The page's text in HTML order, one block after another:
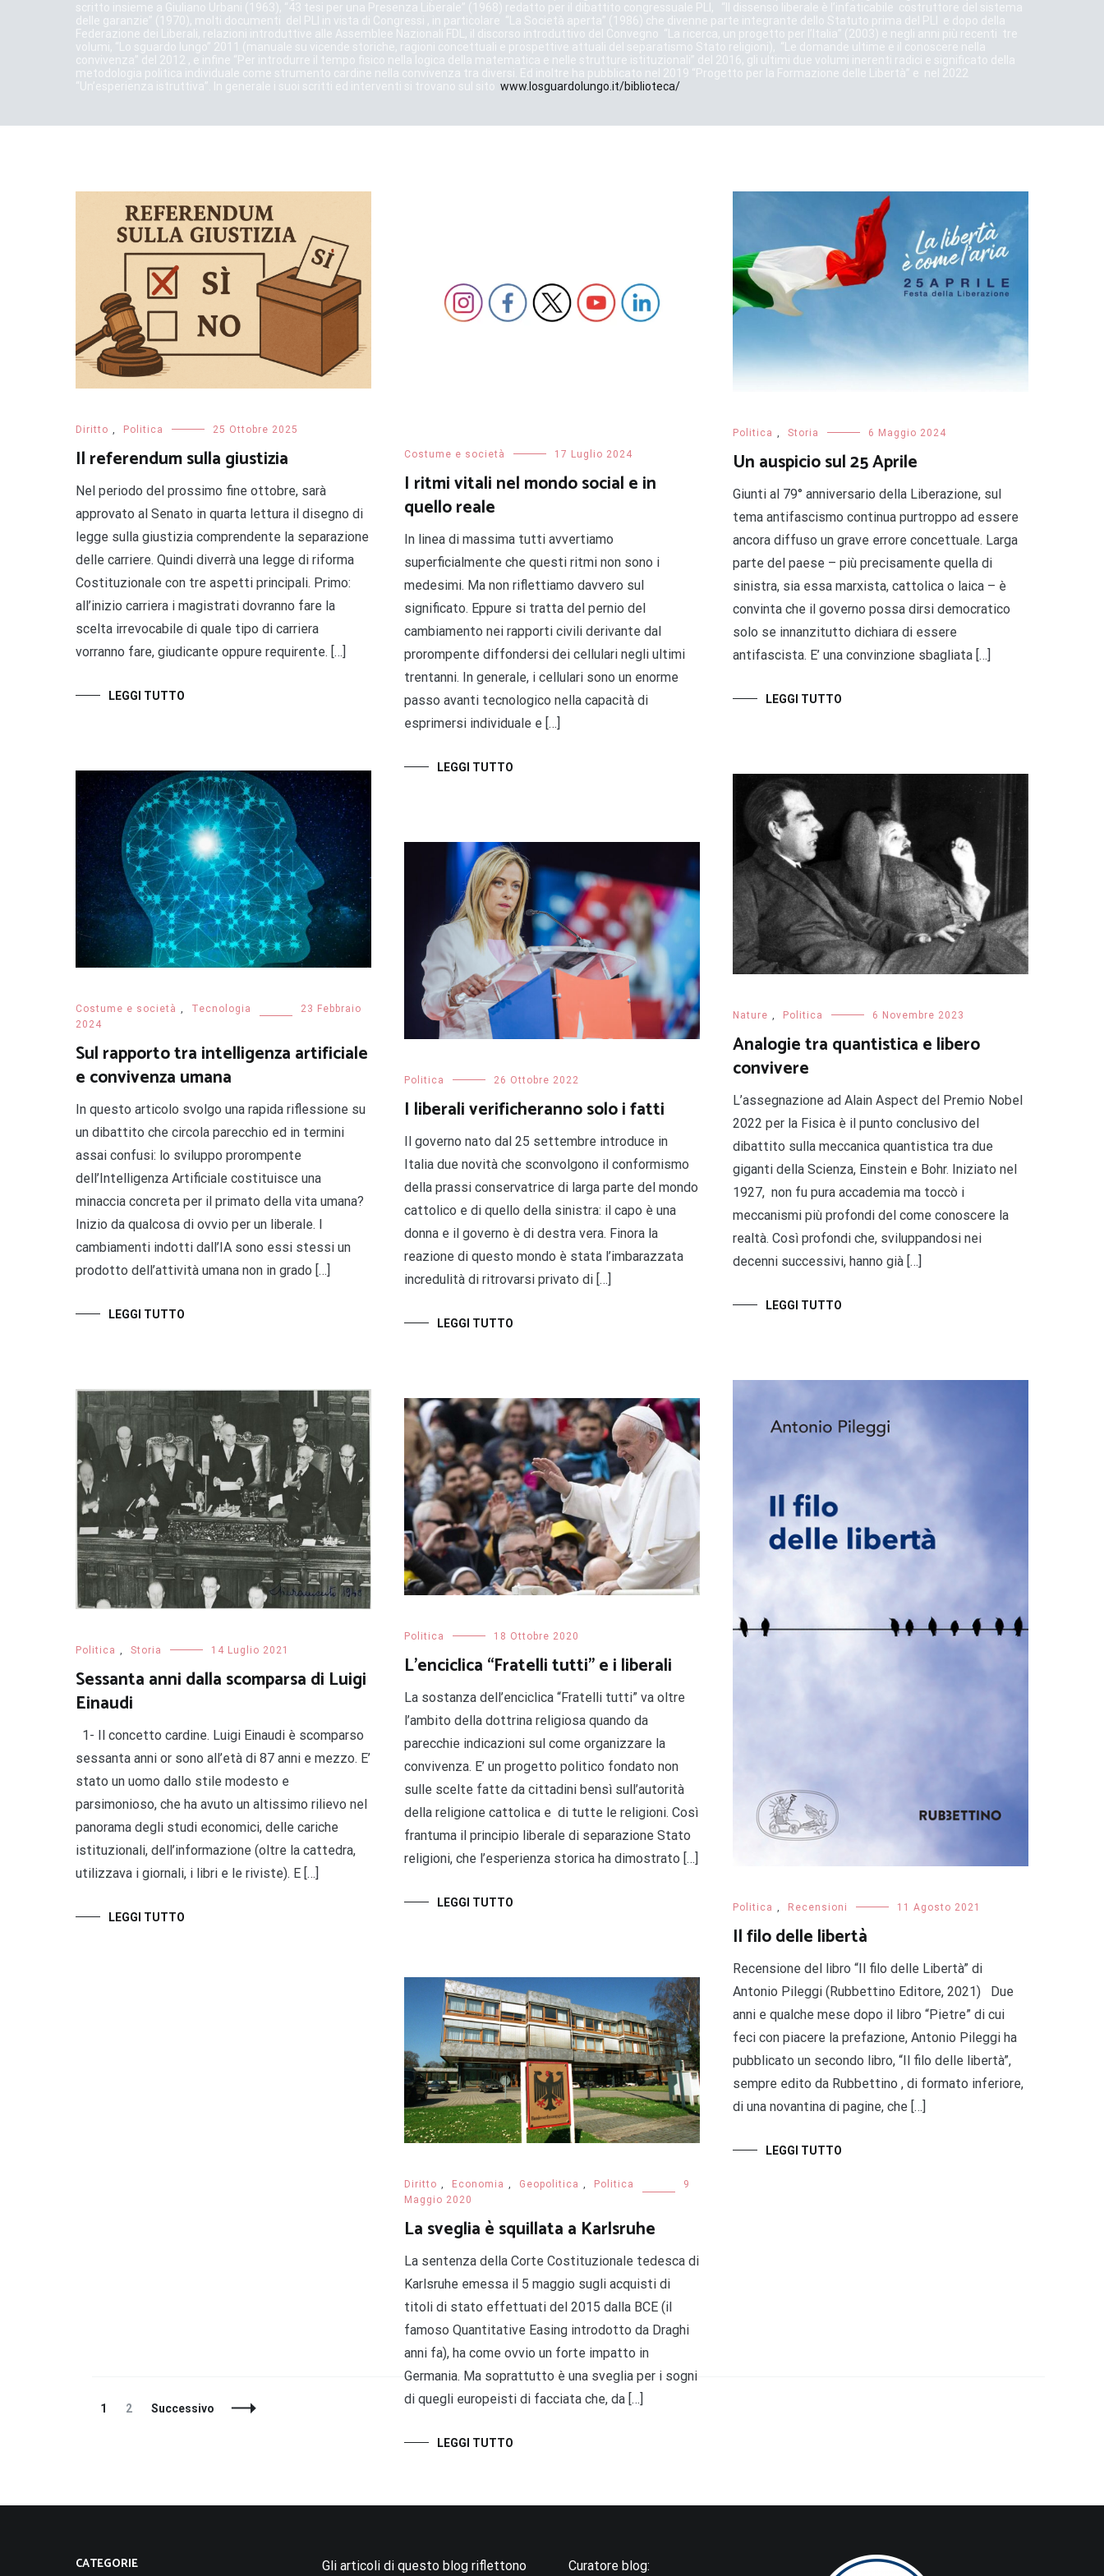
scritto insieme a Giuliano Urbani (1963), “43 tesi per una Presenza Liberale” (1968) redatto per il dibattito congressuale PLI, “Il dissenso liberale è l’infaticabile costruttore del sistema
delle garanzie” (1970), molti documenti del PLI in vista di Congressi , in particolare “La Società aperta” (1986) che divenne parte integrante dello Statuto prima del PLI e dopo della
Federazione dei Liberali, relazioni introduttive alle Assemblee Nazionali FDL, il discorso introduttivo del Convegno “La ricerca, un progetto per l’Italia” (2003) e negli anni più recenti tre
volumi, “Lo sguardo lungo” 2011 (manuale su vicende storiche, ragioni concettuali e prospettive attuali del separatismo Stato religioni), “Le domande ultime e il conoscere nella
convivenza” del 2012 , e infine “Per introdurre il tempo fisico nella logica della matematica e nelle strutture istituzionali” del 2016, gli ultimi due volumi inerenti radici e significato della
metodologia politica individuale come strumento cardine nella convivenza tra diversi. Ed inoltre ha pubblicato nel 2019 “Progetto per la Formazione delle Libertà” e nel 2022
“Un’esperienza istruttiva”. In generale i suoi scritti ed interventi si trovano sul sito www.losguardolungo.it/biblioteca/
Diritto , Politica 25 Ottobre 2025
Il referendum sulla giustizia
Nel periodo del prossimo fine ottobre, sarà
approvato al Senato in quarta lettura il disegno di
legge sulla giustizia comprendente la separazione
delle carriere. Quindi diverrà una legge di riforma
Costituzionale con tre aspetti principali. Primo:
all’inizio carriera i magistrati dovranno fare la
scelta irrevocabile di quale tipo di carriera
vorranno fare, giudicante oppure requirente. […]
LEGGI TUTTO
Costume e società 17 Luglio 2024
I ritmi vitali nel mondo social e in
quello reale
In linea di massima tutti avvertiamo
superficialmente che questi ritmi non sono i
medesimi. Ma non riflettiamo davvero sul
significato. Eppure si tratta del pernio del
cambiamento nei rapporti civili derivante dal
prorompente diffondersi dei cellulari negli ultimi
trentanni. In generale, i cellulari sono un enorme
passo avanti tecnologico nella capacità di
esprimersi individuale e […]
LEGGI TUTTO
Politica Storia 6 Maggio 2024
Un auspicio sul 25 Aprile
Giunti al 79° anniversario della Liberazione, sul
tema antifascismo continua purtroppo ad essere
ancora diffuso un grave errore concettuale. Larga
parte del paese – più precisamente quella di
sinistra, sia essa marxista, cattolica o laica – è
convinta che il governo possa dirsi democratico
solo se innanzitutto dichiara di essere
antifascista. E’ una convinzione sbagliata […]
LEGGI TUTTO
Costume e società , Tecnologia
23 Febbraio
2024
Sul rapporto tra intelligenza artificiale
e convivenza umana
In questo articolo svolgo una rapida riflessione su
un dibattito che circola parecchio ed in termini
assai confusi: lo sviluppo prorompente
dell’Intelligenza Artificiale costituisce una
minaccia concreta per il primato della vita umana?
Inizio da qualcosa di ovvio per un liberale. I
cambiamenti indotti dall’IA sono essi stessi un
prodotto dell’attività umana non in grado […]
LEGGI TUTTO
Nature , Politica 6 Novembre 2023
Analogie tra quantistica e libero
convivere
L’assegnazione ad Alain Aspect del Premio Nobel
2022 per la Fisica è il punto conclusivo del
dibattito sulla meccanica quantistica tra due
giganti della Scienza, Einstein e Bohr. Iniziato nel
1927, non fu pura accademia ma toccò i
meccanismi più profondi del come conoscere la
realtà. Così profondi che, sviluppandosi nei
decenni successivi, hanno già […]
LEGGI TUTTO
Politica 26 Ottobre 2022
I liberali verificheranno solo i fatti
Il governo nato dal 25 settembre introduce in
Italia due novità che sconvolgono il conformismo
della prassi conservatrice di larga parte del mondo
cattolico e di quello della sinistra: il capo è una
donna e il governo è di destra vera. Finora la
reazione di questo mondo è stata l’imbarazzata
incredulità di ritrovarsi privato di […]
LEGGI TUTTO
Politica Recensioni 11 Agosto 2021
Il filo delle libertà
Recensione del libro “Il filo delle Libertà” di
Antonio Pileggi (Rubbettino Editore, 2021) Due
anni e qualche mese dopo il libro “Pietre” di cui
feci con piacere la prefazione, Antonio Pileggi ha
pubblicato un secondo libro, “Il filo delle libertà”,
sempre edito da Rubbettino , di formato inferiore,
di una novantina di pagine, che […]
LEGGI TUTTO
Politica , Storia 14 Luglio 2021
Sessanta anni dalla scomparsa di Luigi
Einaudi
1- Il concetto cardine. Luigi Einaudi è scomparso
sessanta anni or sono all’età di 87 anni e mezzo. E’
stato un uomo dallo stile modesto e
parsimonioso, che ha avuto un altissimo rilievo nel
panorama degli studi economici, delle cariche
istituzionali, dell’informazione (oltre la cattedra,
utilizzava i giornali, i libri e le riviste). E […]
LEGGI TUTTO
Politica 18 Ottobre 2020
L’enciclica “Fratelli tutti” e i liberali
La sostanza dell’enciclica “Fratelli tutti” va oltre
l’ambito della dottrina religiosa quando da
parecchie indicazioni sul come organizzare la
convivenza. E’ un progetto politico fondato non
sulle scelte fatte da cittadini bensì sull’autorità
della religione cattolica e di tutte le religioni. Così
frantuma il principio liberale di separazione Stato
religioni, che l’esperienza storica ha dimostrato […]
LEGGI TUTTO
Diritto , Economia , Geopolitica , Politica
9
Maggio 2020
La sveglia è squillata a Karlsruhe
La sentenza della Corte Costituzionale tedesca di
Karlsruhe emessa il 5 maggio sugli acquisti di
titoli di stato effettuati del 2015 dalla BCE (il
famoso Quantitative Easing introdotto da Draghi
anni fa), ha come ovvio un forte impatto in
Germania. Ma soprattutto è una sveglia per i sogni
di quegli europeisti di facciata che, da […]
LEGGI TUTTO
Navigazione
Pagina
1 Pagina
2 Successivo
CATEGORIE Gli articoli di questo blog riflettono Curatore blog: